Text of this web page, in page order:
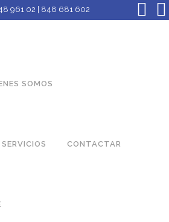
961 02 | 848 681 602
SOMOS
CONTACTAR